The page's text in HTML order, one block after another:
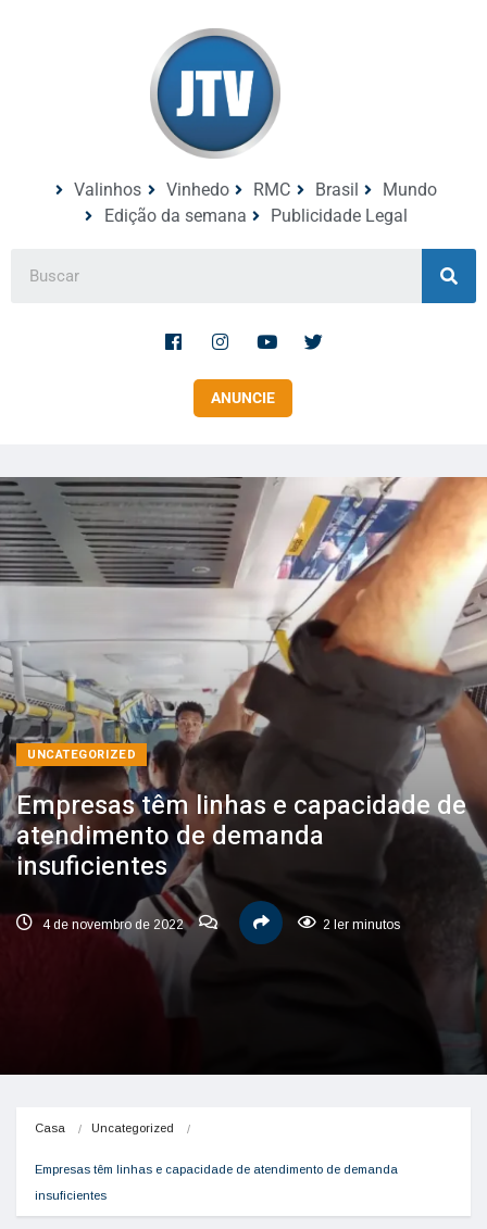
Valinhos Vinhedo RMC Brasil
Mundo
Edição da semana
Publicidade Legal
ANUNCIE
UNCATEGORIZED
Empresas têm linhas e capacidade de
atendimento de demanda
insuficientes
4 de novembro de 2022 2 ler minutos
Casa Uncategorized
Empresas têm linhas e capacidade de atendimento de demanda
insuficientes